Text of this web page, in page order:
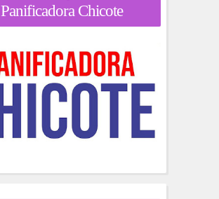
Panificadora Chicote